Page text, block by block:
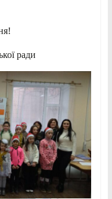
ради